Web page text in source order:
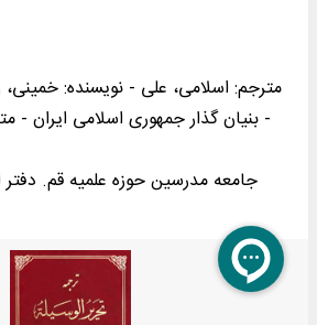
مترجم: اسلامی، علی - نویسنده: خمینی‌،
بنیان گذار جمهوری اسلامی ایران - مترجم: قاضی‌زاده، محمد -